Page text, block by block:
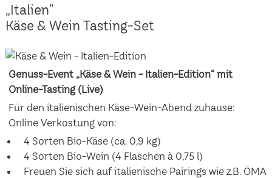
„Italien”
Käse & Wein Tasting-Set
Genuss-Event „Käse & Wein - Italien-Edition“ mit
Online-Tasting (Live)
Für den italienischen Käse-Wein-Abend zuhause:
Online Verkostung von:
4 Sorten Bio-Käse (ca. 0,9 kg)
4 Sorten Bio-Wein (4 Flaschen à 0,75 l)
Freuen Sie sich auf italienische Pairings wie z.B. ÖMA